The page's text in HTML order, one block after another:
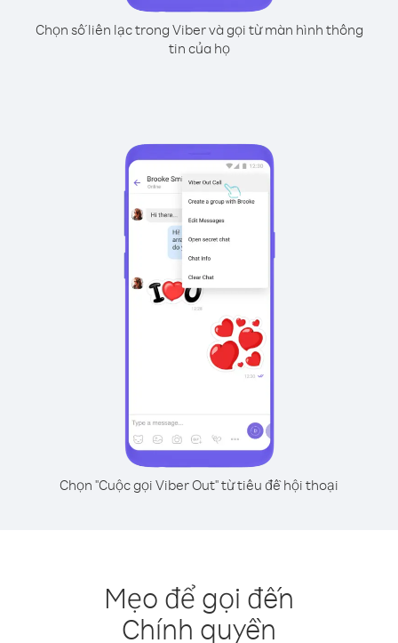
Chọn số liên lạc trong Viber và gọi từ màn hình thông
tin của họ
Chọn "Cuộc gọi Viber Out" từ tiêu đề hội thoại
Mẹo để gọi đến
Chính quyền